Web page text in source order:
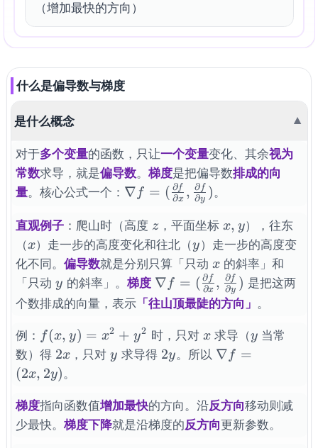
（增加最快的方向）
什么是偏导数与梯度
是什么概念 ▼
对于多个变量的函数，只让一个变量变化、其余视为
常数求导，就是偏导数。梯度是把偏导数排成的向
量。核心公式一个： \nabla f =
(\frac{\partial
f}{\partial x},
\frac{\partial
f}{\partial y})
∇ f = ( ∂x
∂f , ∂y
∂f ) 。
直观例子 ：爬山时（高度 z
z ，平面坐标x,y
x, y），往东
（x
x）走一步的高度变化和往北（y
y）走一步的高度变
化不同。偏导数就是分别只算「只动x
x 的斜率」和
「只动y
y 的斜率」。 梯度 \nabla f =
(\frac{\partial
\frac{\partial
f}{\partial y})
∇ f = ( ∂x
∂ f , ∂y
∂f ) 是把这两
个数排成的向量，表示 「往山顶最陡的方向」 。
例： f(x,y)=x^{2}+y^{2}
f(x, y) = x2 + y2 时，只对 x
x求导（y
y 当常
数）得 2x
2x ，只对y
y 求导得 2y
2y。所以 \nabla
2y)
∇ f =
(2x, 2y) 。
梯度指向函数值增加最快的方向。沿反方向移动则减
少最快。梯度下降就是沿梯度的反方向更新参数。